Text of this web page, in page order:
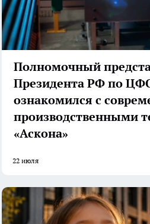
Полномочный
Президента РФ по
ознакомился с
производственными
«Аскона»
22 июля